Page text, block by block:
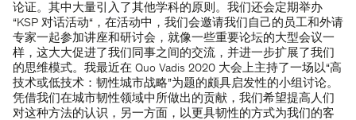
论证。其中大量引入了其他学科的原则。我们还会定期举办
“KSP 对话活动“，在活动中，我们会邀请我们自己的员工和外请
专家一起参加讲座和研讨会，就像一些重要论坛的大型会议一
样，这大大促进了我们同事之间的交流，并进一步扩展了我们
的思维模式。我最近在 Quo Vadis 2020 大会上主持了一场以“高
技术或低技术：韧性城市战略”为题的颇具启发性的小组讨论。
凭借我们在城市韧性领域中所做出的贡献，我们希望提高人们
对这种方法的认识，另一方面，以更具韧性的方式为我们的客